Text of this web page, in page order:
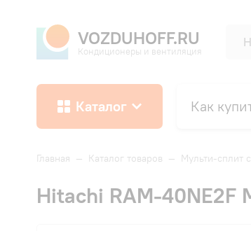
VOZDUHOFF.RU
Кондиционеры и вентиляция
Каталог Как
Главная — Каталог товаров — Мульти-сплит
Hitachi RAM-40NE2F